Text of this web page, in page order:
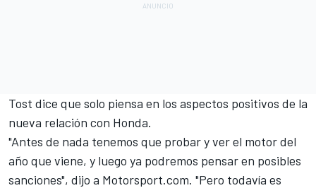
Tost dice que solo piensa en los aspectos positivos de la
nueva relación con Honda.
"Antes de nada tenemos que probar y ver el motor del
año que viene, y luego ya podremos pensar en posibles
sanciones", dijo a Motorsport.com. "Pero todavía es